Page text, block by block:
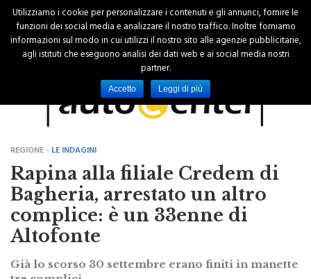
REGIONE -LE INDAGINI
Rapina alla filiale Credem di
Bagheria, arrestato un altro
complice: è un 33enne di
Altofonte
Utilizziamo i cookie per personalizzare i contenuti e gli annunci, fornire le
funzioni dei social media e analizzare il nostro traffico. Inoltre forniamo
informazioni sul modo in cui utilizzi il nostro sito alle agenzie pubblicitarie,
agli istituti che eseguono analisi dei dati web e ai social media nostri
partner.
Accetto Leggi di più